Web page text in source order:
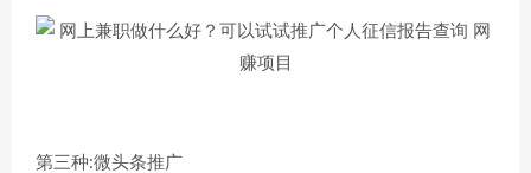
第三种:微头条推广